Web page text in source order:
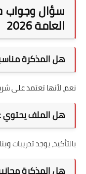
سؤال وجواب
العامة 2026
هل المذكرة
نعم، لأنها تعتمد على
هل الملف يحتوي
بالتأكيد، يوجد